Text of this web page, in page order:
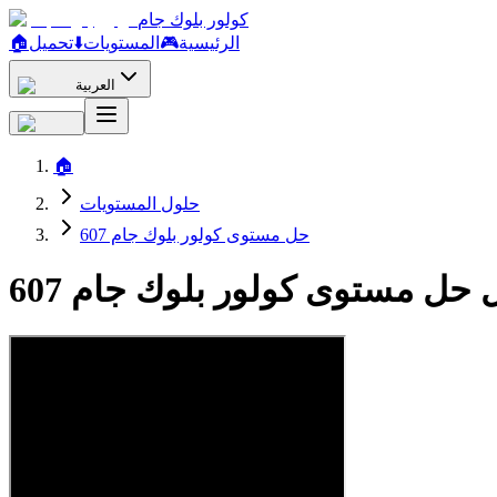
كولور بلوك جام
🏠
الرئيسية🎮 المستويات⬇️تحميل
العربية
🏠
حلول المستويات
حل مستوى كولور بلوك جام 607
حل مستوى كولور بلوك جام 607